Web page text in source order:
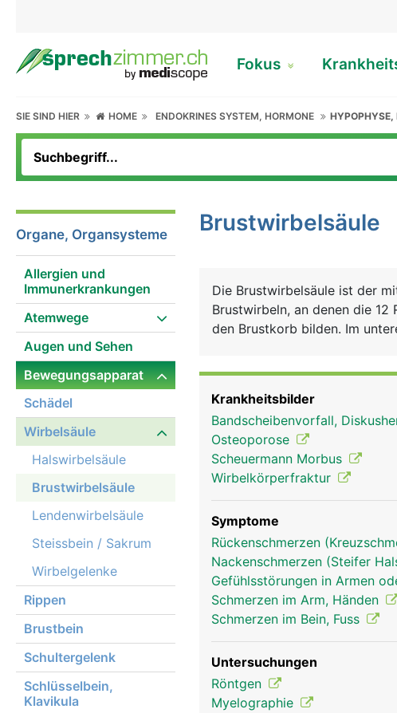
Fokus
SIE SIND HIER HOME ENDOKRINES SYSTEM, HORMONE HYPOPHYSE,
Organe, Organsysteme
Allergien und
Immunerkrankungen
Atemwege
Augen und Sehen
Bewegungsapparat
Schädel
Wirbelsäule
Halswirbelsäule
Brustwirbelsäule
Lendenwirbelsäule
Steissbein / Sakrum
Wirbelgelenke
Rippen
Brustbein
Schultergelenk
Schlüsselbein,
Klavikula
Brustwirbelsäule
Die Brustwirbelsäule ist der
Brustwirbeln, an denen die
den Brustkorb bilden. Im
Brustwirbelsäule Frau
Krankheitsbilder
Bandscheibenvorfall,
Osteoporose
Scheuermann Morbus
Wirbelkörperfraktur
Symptome
Rückenschmerzen
Nackenschmerzen (Steifer
Gefühlsstörungen in Armen
Schmerzen im Arm, Händen
Schmerzen im Bein, Fuss
Untersuchungen
Röntgen
Myelographie